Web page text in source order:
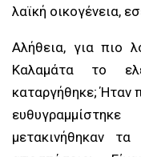
λαϊκή οικογένεια,
Αλήθεια, για πιο
Καλαμάτα το
καταργήθηκε; Ήταν
μετακινήθηκαν